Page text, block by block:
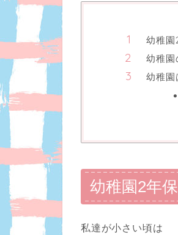
幼稚園
幼稚園
幼稚園
幼稚園2年
私達が小さい頃は